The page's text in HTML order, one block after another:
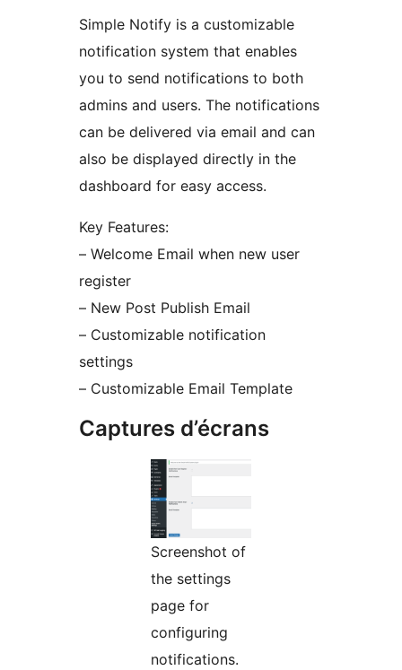
Simple Notify is a customizable
notification system that enables
you to send notifications to both
admins and users. The notifications
can be delivered via email and can
also be displayed directly in the
dashboard for easy access.
Key Features:
– Welcome Email when new user
register
– New Post Publish Email
– Customizable notification
settings
– Customizable Email Template
Captures d’écrans
Screenshot of
the settings
page for
configuring
notifications.